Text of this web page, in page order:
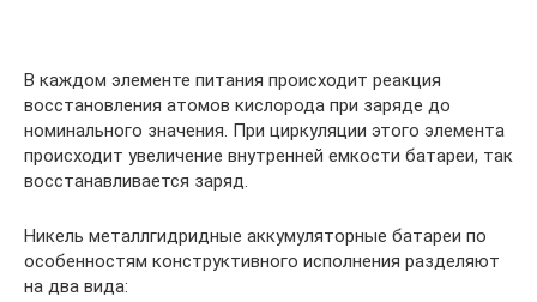
В каждом элементе питания происходит реакция
восстановления атомов кислорода при заряде до
номинального значения. При циркуляции этого элемента
происходит увеличение внутренней емкости батареи, так
восстанавливается заряд.
Никель металлгидридные аккумуляторные батареи по
особенностям конструктивного исполнения разделяют
на два вида: